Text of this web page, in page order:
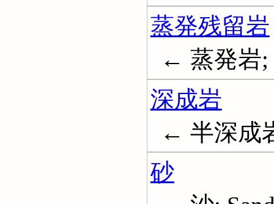
蒸発残留岩
← 蒸発岩;
深成岩
← 半深成
砂